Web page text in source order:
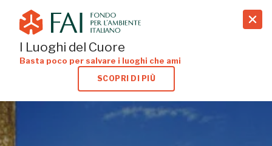
search
I Luoghi del Cuore
Basta poco per salvare i luoghi che ami
SCOPRI DI PIÙ